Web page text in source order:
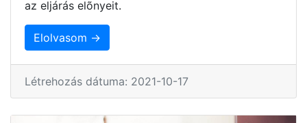
az eljárás elõnyeit.
Elolvasom →
Létrehozás dátuma: 2021-10-17